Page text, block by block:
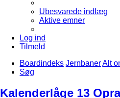
Ubesvarede indlæg
Aktive emner
Log ind
Tilmeld
Boardindeks JernbanerAlt
Søg
Kalenderlåge 13